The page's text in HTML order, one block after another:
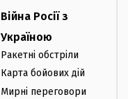
Війна Росії з
Україною
Ракетні обстріли
Карта бойових дій
Мирні переговори